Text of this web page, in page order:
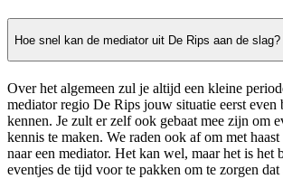
Hoe snel kan de mediator uit De Rips aan de slag?
Over het algemeen zul je altijd een kleine
mediator regio De Rips jouw situatie eerst even
kennen. Je zult er zelf ook gebaat mee zijn om
kennis te maken. We raden ook af om met haast
naar een mediator. Het kan wel, maar het is het
eventjes de tijd voor te pakken om te zorgen